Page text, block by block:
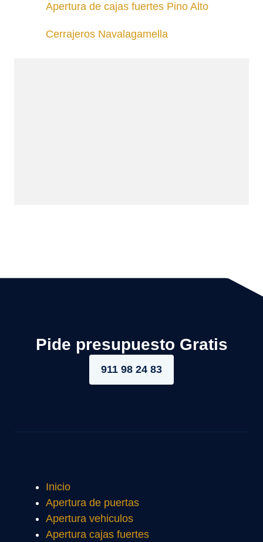
Apertura de cajas fuertes Pino Alto
Cerrajeros Navalagamella
Pide presupuesto Gratis
911 98 24 83
Inicio
Apertura de puertas
Apertura vehiculos
Apertura cajas fuertes